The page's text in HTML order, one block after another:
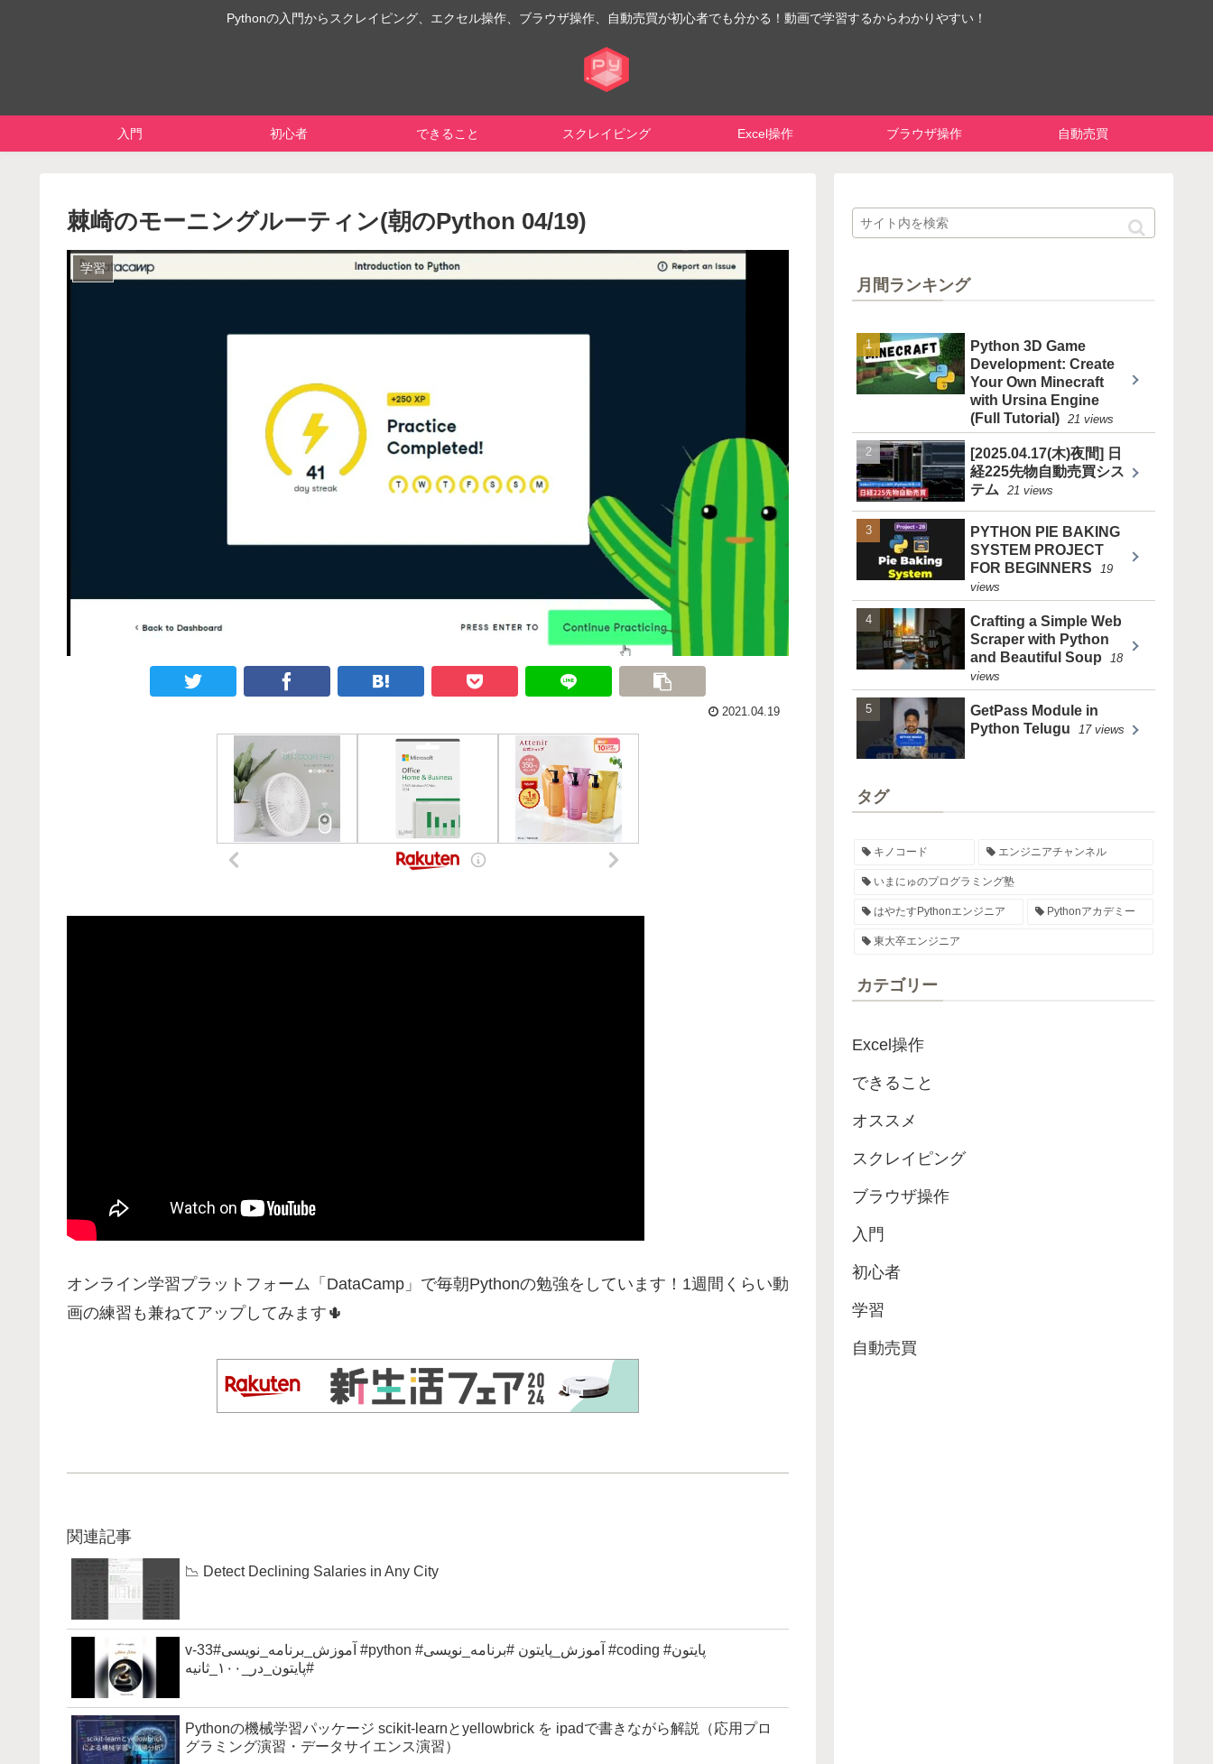
Pythonの入門からスクレイピング、エクセル操作、ブラウザ操作、自動売買が初心者でも分かる！動画で学習するからわかりやすい！
入門 初心者 できること スクレイピング Excel操作 ブラウザ操作 自動売買
棘崎のモーニングルーティン(朝のPython 04/19)
学習
2021.04.19
オンライン学習プラットフォーム「DataCamp」で毎朝Pythonの勉強をしています！1週間くらい動
画の練習も兼ねてアップしてみます🌵
関連記事
📉 Detect Declining Salaries in Any City
v-33#آموزش_برنامه_نویسی #python #آموزش_پایتون #برنامه_نویسی #coding #پایتون
#پایتون_در_۱۰۰_ثانیه
Pythonの機械学習パッケージ scikit-learnとyellowbrick を ipadで書きながら解説（応用プロ
グラミング演習・データサイエンス演習）
月間ランキング
Python 3D Game
Development: Create
Your Own Minecraft
with Ursina Engine
(Full Tutorial) 21 views
[2025.04.17(木)夜間] 日
経225先物自動売買シス
テム
21 views
PYTHON PIE BAKING
SYSTEM PROJECT
FOR BEGINNERS
19
views
Crafting a Simple Web
Scraper with Python
and Beautiful Soup
18
views
GetPass Module in
Python Telugu
17 views
タグ
キノコード エンジニアチャンネル
いまにゅのプログラミング塾
はやたすPythonエンジニア Pythonアカデミー
東大卒エンジニア
カテゴリー
Excel操作
できること
オススメ
スクレイピング
ブラウザ操作
入門
初心者
学習
自動売買